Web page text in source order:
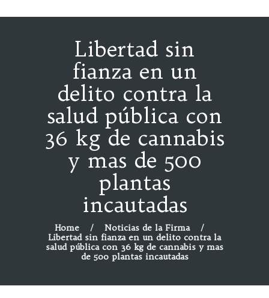
Libertad sin
fianza en un
delito contra la
salud pública con
36 kg de cannabis
y mas de 500
plantas
incautadas
Home
Noticias de la Firma
Libertad sin fianza en un delito contra la
salud pública con 36 kg de cannabis y mas
de 500 plantas incautadas